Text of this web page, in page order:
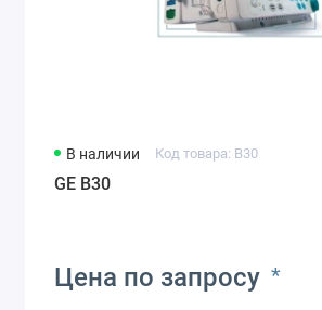
В наличии Код товара: B30
GE B30
Цена по запросу *